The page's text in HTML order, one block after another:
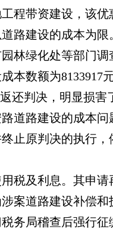
程带资建设，该优
路建设的成本为限
林绿化处等部门调
本数额为8133917
还判决，明显损害
道路建设的成本问
止原判决的执行，
税及利息。其申请
案道路建设补偿和
务局稽查后强行征